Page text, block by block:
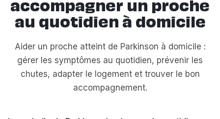
accompagner un proche
au quotidien à domicile
Aider un proche atteint de Parkinson à domicile :
gérer les symptômes au quotidien, prévenir les
chutes, adapter le logement et trouver le bon
accompagnement.